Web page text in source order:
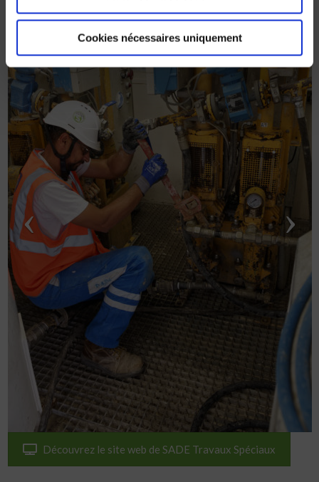
Cookies nécessaires uniquement
Découvrez le site web de SADE Travaux Spéciaux